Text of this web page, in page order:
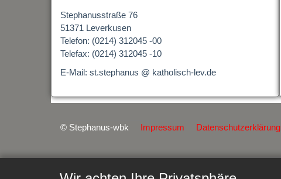
Stephanusstraße 76
51371 Leverkusen
Telefon: (0214) 312045 -00
Telefax: (0214) 312045 -10
E-Mail: st.stephanus @ katholisch-lev.de
© Stephanus-wbk Impressum Datenschutzerklärung